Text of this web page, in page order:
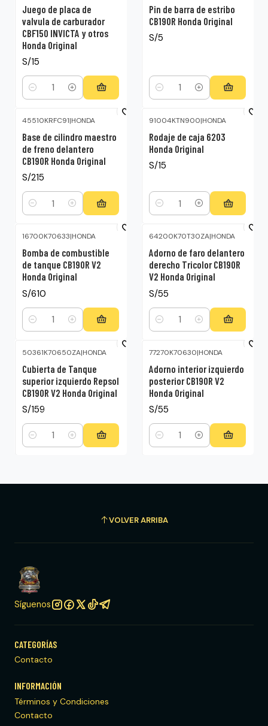
Juego de placa de
valvula de carburador
CBF150 INVICTA y otros
Honda Original
S/15
Cantidad
Pin de barra de estribo
CB190R Honda Original
S/5
Cantidad
45510KRFC91|HONDA
Base de cilindro maestro
de freno delantero
CB190R Honda Original
S/215
Cantidad
91004KTN900|HONDA
Rodaje de caja 6203
Honda Original
S/15
Cantidad
16700K70633|HONDA
Bomba de combustible
de tanque CB190R V2
Honda Original
S/610
Cantidad
64200K70T30ZA|HONDA
Adorno de faro delantero
derecho Tricolor CB190R
V2 Honda Original
S/55
Cantidad
50361K70650ZA|HONDA
Cubierta de Tanque
superior izquierdo Repsol
CB190R V2 Honda Original
S/159
Cantidad
77270K70630|HONDA
Adorno interior izquierdo
posterior CB190R V2
Honda Original
S/55
Cantidad
VOLVER ARRIBA
Síguenos
CATEGORÍAS
Contacto
INFORMACIÓN
Términos y Condiciones
Contacto